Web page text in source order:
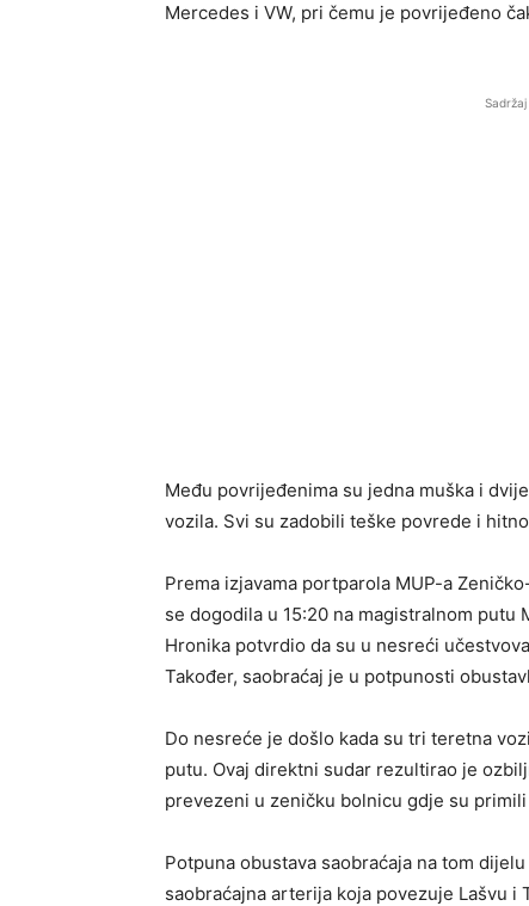
Mercedes i VW, pri čemu je povrijeđeno
Među povrijeđenima su jedna muška i
vozila. Svi su zadobili teške povrede i
Prema izjavama portparola MUP-a
se dogodila u 15:20 na magistralnom putu
Hronika potvrdio da su u nesreći
Također, saobraćaj je u potpunosti
Do nesreće je došlo kada su tri teretna
putu. Ovaj direktni sudar rezultirao je
prevezeni u zeničku bolnicu gdje su
Potpuna obustava saobraćaja na tom
saobraćajna arterija koja povezuje Lašvu